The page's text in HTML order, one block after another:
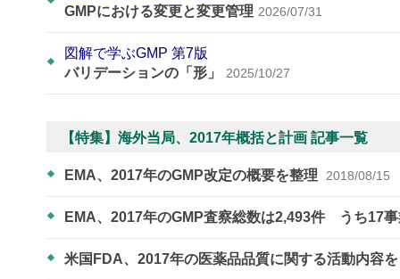
GMPにおける変更と変更管理 2026/07/31
図解で学ぶGMP 第7版
バリデーションの「形」
2025/10/27
【特集】海外当局、2017年概括と計画 記事一覧
EMA、2017年のGMP改定の概要を整理 2018/08/15
EMA、2017年のGMP査察総数は2,493件 うち17
米国FDA、2017年の医薬品品質に関する活動内容